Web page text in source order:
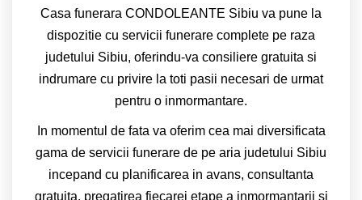
Casa funerara CONDOLEANTE Sibiu va pune la
dispozitie cu servicii funerare complete pe raza
judetului Sibiu, oferindu-va consiliere gratuita si
indrumare cu privire la toti pasii necesari de urmat
pentru o inmormantare.
In momentul de fata va oferim cea mai diversificata
gama de servicii funerare de pe aria judetului Sibiu
incepand cu planificarea in avans, consultanta
gratuita, pregatirea fiecarei etape a inmormantarii si